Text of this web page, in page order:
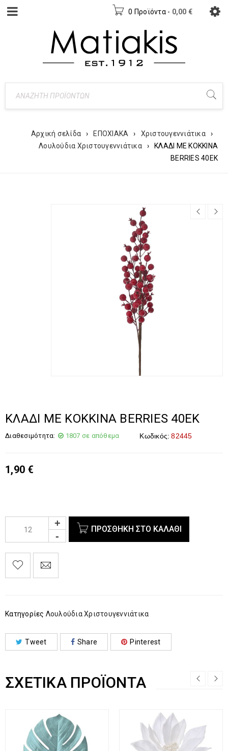
0 Προϊόντα - 0,00 €
Αρχική σελίδα › ΕΠΟΧΙΑΚΑ › Χριστουγεννιάτικα
›
Λουλούδια Χριστουγεννιάτικα
›
ΚΛΑΔΙ ΜΕ ΚΟΚΚΙΝΑ
BERRIES 40EK
ΚΛΑΔΙ ΜΕ ΚΟΚΚΙΝΑ BERRIES 40EK
Διαθεσιμότητα: 1807 σε απόθεμα Κωδικός: 82445
1,90 €
ΠΡΟΣΘΉΚΗ ΣΤΟ ΚΑΛΆΘΙ
Κατηγορίες Λουλούδια Χριστουγεννιάτικα
Tweet Share Pinterest
ΣΧΕΤΙΚΆ ΠΡΟΪΌΝΤΑ